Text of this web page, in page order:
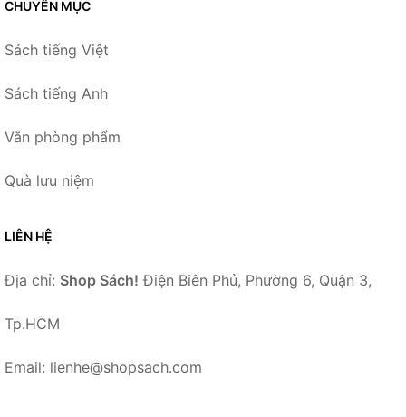
CHUYÊN MỤC
Sách tiếng Việt
Sách tiếng Anh
Văn phòng phẩm
Quà lưu niệm
LIÊN HỆ
Địa chỉ: Shop Sách! Điện Biên Phủ, Phường 6, Quận 3,
Tp.HCM
Email: lienhe@shopsach.com